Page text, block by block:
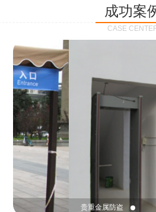
作站也能自动为执法记
记录仪的贴心小"保姆"
高，行政执法行为更加"
以随时调取证据视频，
的展示给行政相对人看
城管执法行为的误解，
定位模块，可通过移动
控中心，在平台的电子
置，实时查看执法人员
调配周边执法人员。同
份证查验等拓展功能，
能广泛应用于交警公安
海关执法、路政、质量
监督、公路铁路等各个领
成功案
CASE
贵重金属防盗